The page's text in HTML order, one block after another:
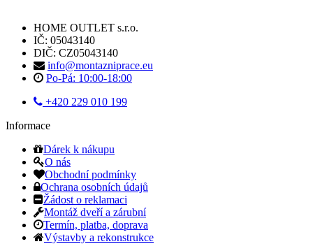
HOME OUTLET s.r.o.
IČ: 05043140
DIČ: CZ05043140
info@montazniprace.eu
Po-Pá: 10:00-18:00
+420 229 010 199
Informace
Dárek k nákupu
O nás
Obchodní podmínky
Ochrana osobních údajů
Žádost o reklamaci
Montáž dveří a zárubní
Termín, platba, doprava
Výstavby a rekonstrukce